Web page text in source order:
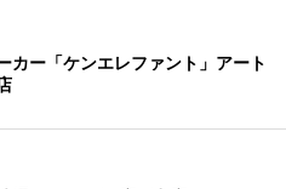
カー「ケンエレファント」アート